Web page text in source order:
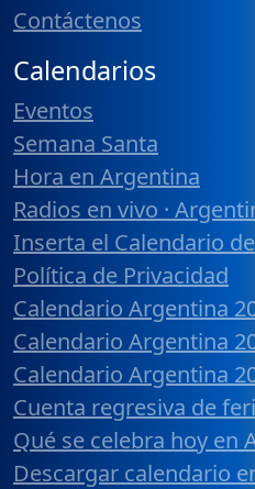
Contáctenos
Calendarios
Eventos
Semana Santa
Hora en Argentina
Radios en vivo ·
Inserta el Calendario
Política de Privacidad
Calendario Argentina
Calendario Argentina
Calendario Argentina
Cuenta regresiva de
Qué se celebra hoy en
Descargar calendario